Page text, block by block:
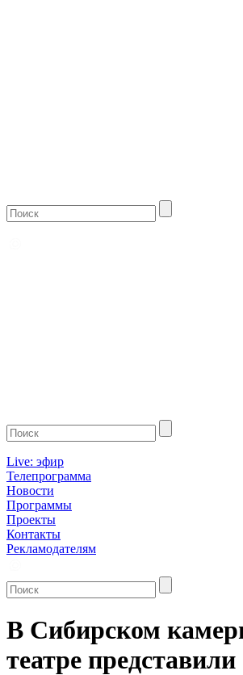
Live: эфир
Телепрограмма
Новости
Программы
Проекты
Контакты
Рекламодателям
В Сибирском
театре представили